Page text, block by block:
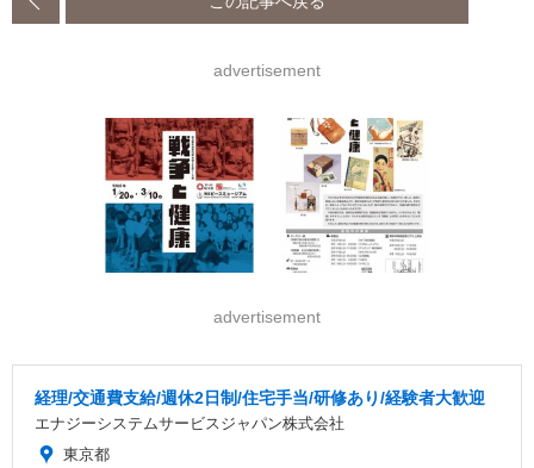
advertisement
advertisement
経理/交通費支給/週休2日制/住宅手当/研修あり/経験者大歓迎
エナジーシステムサービスジャパン株式会社
東京都